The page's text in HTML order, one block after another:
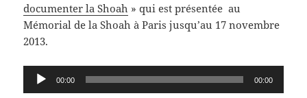
documenter la Shoah » qui est présentée au
Mémorial de la Shoah à Paris jusqu’au 17 novembre
2013.
Lecteur
audio
00:00 00:00